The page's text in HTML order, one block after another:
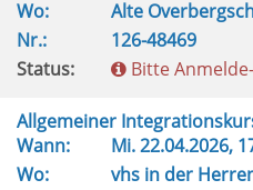
Wo:
Alte
Nr.:
126-48469
Status:
Bitte
Allgemeiner
Wann:
Mi.22.04.2026,
Wo:
vhs in der